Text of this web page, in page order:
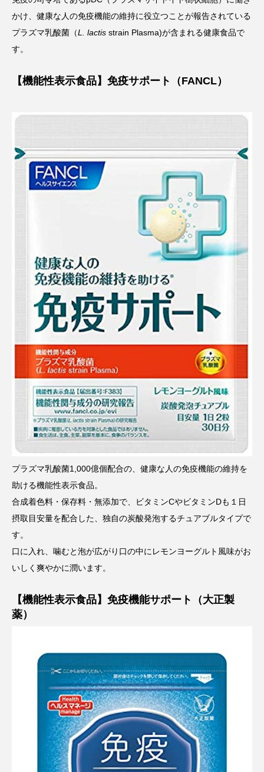
かけ、健康な人の免疫機能の維持に役立つことが報告されている
プラズマ乳酸菌（L. lactis strain Plasma)が含まれる健康食品で
す。
【機能性表示食品】 免疫サポート（FANCL）
プラズマ乳酸菌1,000億個配合の、健康な人の免疫機能の維持を
助ける機能性表示食品。
合成着色料・保存料・無添加で、ビタミンCやビタミンDも１日
摂取目安量を配合した、独自の炭酸発泡するチュアブルタイプで
す。
口に入れ、噛むと泡が広がり口の中にレモンヨーグルト風味がお
いしく爽やかに潤います。
【機能性表示食品】免疫機能サポート（大正製
薬）